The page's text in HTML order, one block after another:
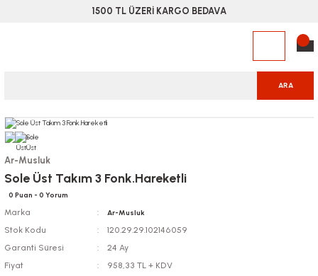
1500 TL ÜZERİ KARGO BEDAVA
ARA
Ar-Musluk
Sole Üst Takım 3 Fonk.Hareketli
0 Puan - 0 Yorum
Marka Ar-Musluk
Stok Kodu
120.29.29.102146059
Garanti Süresi
24 Ay
Fiyat
958,33 TL + KDV